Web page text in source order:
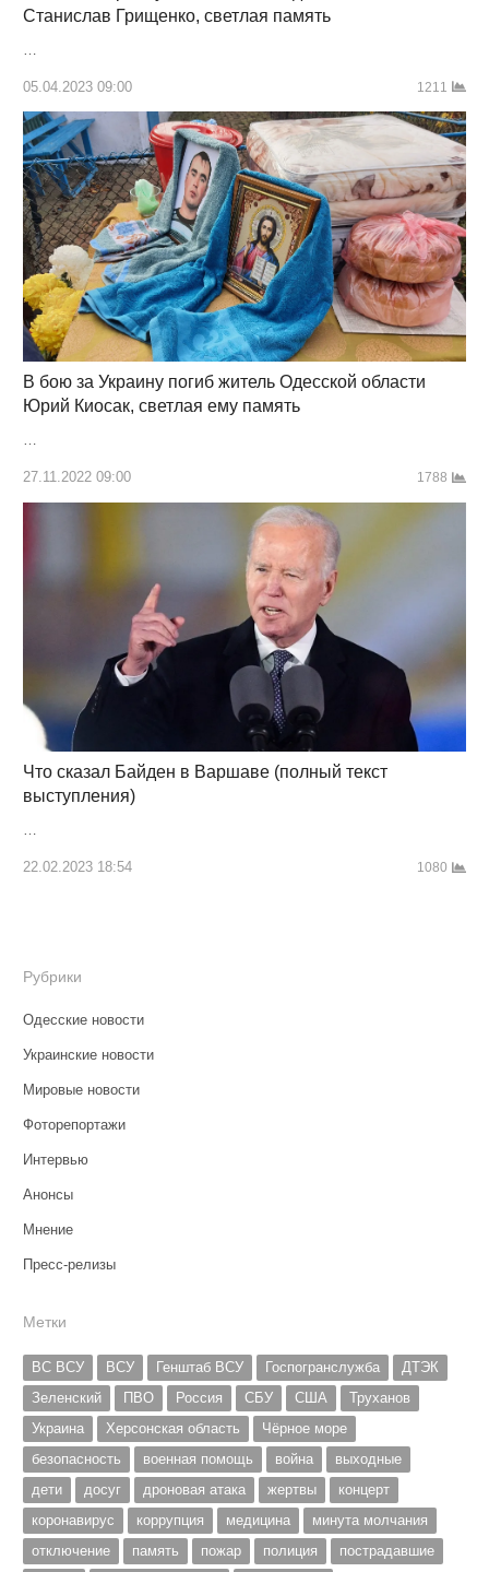
Станислав Грищенко, светлая память
05.04.2023 09:00 1211
В бою за Украину погиб житель Одесской области
Юрий Киосак, светлая ему память
27.11.2022 09:00 1788
Что сказал Байден в Варшаве (полный текст
выступления)
…
22.02.2023 18:54 1080
Рубрики
Одесские новости
Украинские новости
Мировые новости
Фоторепортажи
Интервью
Анонсы
Мнение
Пресс-релизы
Метки
ВС ВСУ ВСУ Генштаб ВСУ Госпогранслужба
ДТЭК
Зеленский
ПВО Россия СБУ США
Труханов
Украина
Херсонская область
Чёрное море
безопасность
военная помощь война
выходные
дети
досуг дроновая атака жертвы
концерт
коронавирус
коррупция медицина
минута молчания
отключение
память пожар полиция
пострадавшие